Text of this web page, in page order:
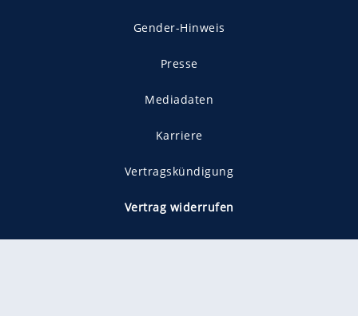
Gender-Hinweis
Presse
Mediadaten
Karriere
Vertragskündigung
Vertrag widerrufen